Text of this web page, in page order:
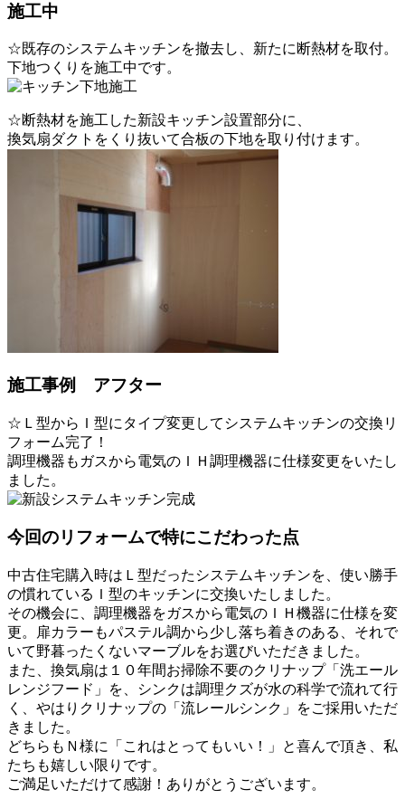
施工中
☆既存のシステムキッチンを撤去し、新たに断熱材を取付。
下地つくりを施工中です。
☆断熱材を施工した新設キッチン設置部分に、
換気扇ダクトをくり抜いて合板の下地を取り付けます。
施工事例 アフター
☆Ｌ型からＩ型にタイプ変更してシステムキッチンの交換リ
フォーム完了！
調理機器もガスから電気のＩＨ調理機器に仕様変更をいたし
ました。
今回のリフォームで特にこだわった点
中古住宅購入時はＬ型だったシステムキッチンを、使い勝手
の慣れているＩ型のキッチンに交換いたしました。
その機会に、調理機器をガスから電気のＩＨ機器に仕様を変
更。扉カラーもパステル調から少し落ち着きのある、それで
いて野暮ったくないマーブルをお選びいただきました。
また、換気扇は１０年間お掃除不要のクリナップ「洗エール
レンジフード」を、シンクは調理クズが水の科学で流れて行
く、やはりクリナップの「流レールシンク」をご採用いただ
きました。
どちらもＮ様に「これはとってもいい！」と喜んで頂き、私
たちも嬉しい限りです。
ご満足いただけて感謝！ありがとうございます。